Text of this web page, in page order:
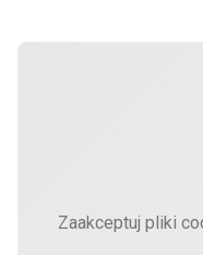
Zaakceptuj pliki